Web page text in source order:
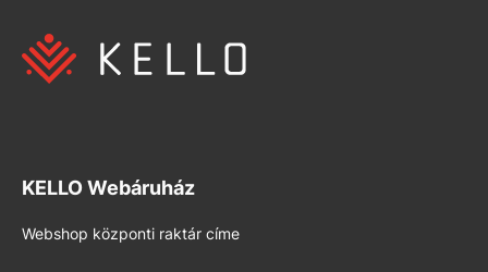
KELLO Webáruház
Webshop központi raktár címe